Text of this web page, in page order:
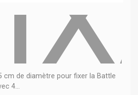
cm de diamètre pour fixer la Battle
4...